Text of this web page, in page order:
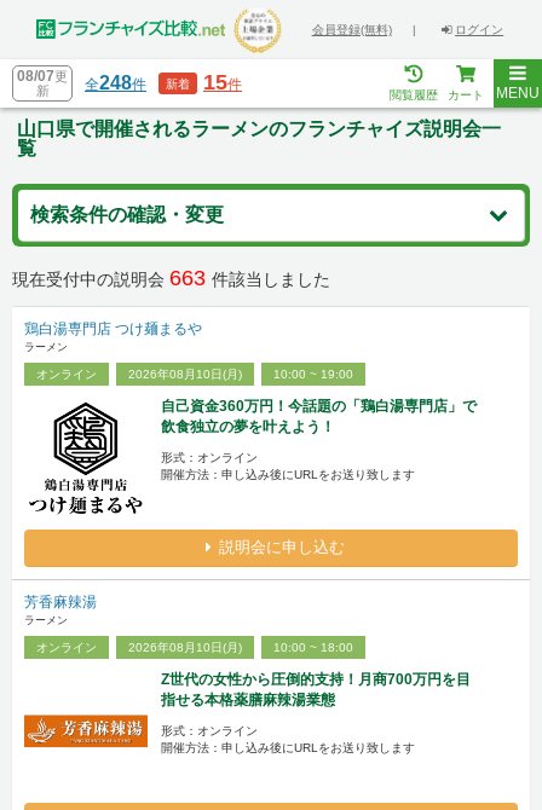
会員登録(無料) | ログイン
08/07更
新
全248件 新着 15件
閲覧履歴 カート MENU
山口県で開催されるラーメンのフランチャイズ説明会一
覧
検索条件の確認・変更
現在受付中の説明会 663 件該当しました
鶏白湯専門店 つけ麺まるや
ラーメン
オンライン 2026年08月10日(月) 10:00 ~ 19:00
自己資金360万円！今話題の「鶏白湯専門店」で
飲食独立の夢を叶えよう！
形式：オンライン
開催方法：申し込み後にURLをお送り致します
説明会に申し込む
芳香麻辣湯
ラーメン
オンライン 2026年08月10日(月) 10:00 ~ 18:00
Z世代の女性から圧倒的支持！月商700万円を目
指せる本格薬膳麻辣湯業態
形式：オンライン
開催方法：申し込み後にURLをお送り致します